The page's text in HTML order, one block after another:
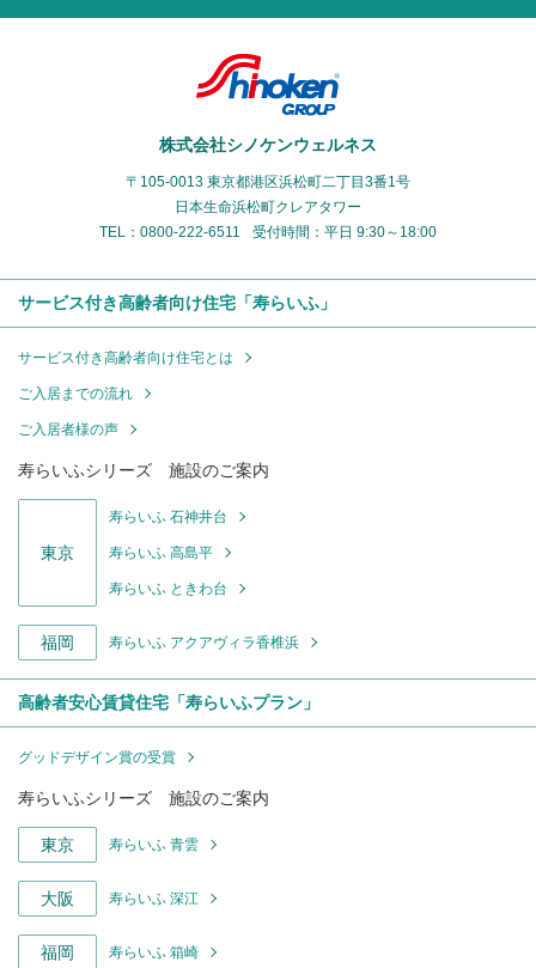
株式会社シノケンウェルネス
〒105-0013 東京都港区浜松町二丁目3番1号
日本生命浜松町クレアタワー
TEL：0800-222-6511
受付時間：平日 9:30～18:00
サービス付き高齢者向け住宅「寿らいふ」
サービス付き高齢者向け住宅とは
ご入居までの流れ
ご入居者様の声
寿らいふシリーズ 施設のご案内
東京
寿らいふ 石神井台
寿らいふ 高島平
寿らいふ ときわ台
福岡 寿らいふ アクアヴィラ香椎浜
高齢者安心賃貸住宅「寿らいふプラン」
グッドデザイン賞の受賞
寿らいふシリーズ 施設のご案内
東京 寿らいふ 青雲
大阪 寿らいふ 深江
福岡 寿らいふ 箱崎